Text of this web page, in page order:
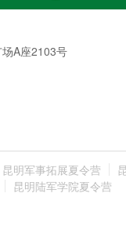
A座2103号
昆明军事拓展夏令营
昆明陆军学院夏令营